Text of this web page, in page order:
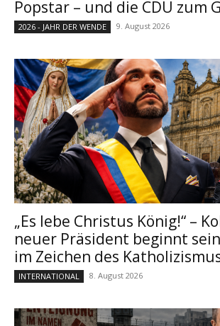
Popstar – und die CDU zum
2026 - JAHR DER WENDE 9. August 2026
„Es lebe Christus König!“ –
neuer Präsident beginnt
im Zeichen des
INTERNATIONAL 8. August 2026